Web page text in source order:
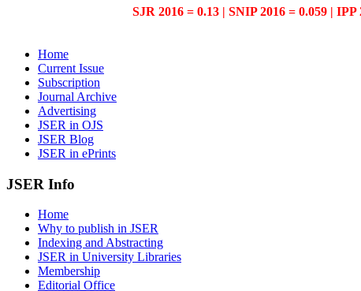
SJR 2016 = 0.13 | SNIP 2016 = 0.059 |
Home
Current Issue
Subscription
Journal Archive
Advertising
JSER in OJS
JSER Blog
JSER in ePrints
JSER Info
Home
Why to publish in JSER
Indexing and Abstracting
JSER in University Libraries
Membership
Editorial Office